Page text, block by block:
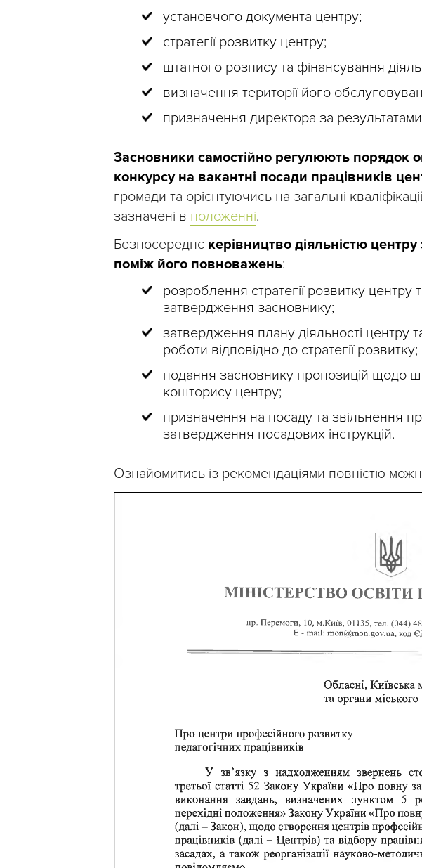
установчого документа центру;
стратегії розвитку центру;
штатного розпису та фінансування
визначення території його
призначення директора за
Засновники самостійно регулюють порядок
конкурсу на вакантні посади працівників
громади та орієнтуючись на загальні
зазначені в положенні.
Безпосереднє керівництво діяльністю
поміж його повноважень:
розроблення стратегії розвитку центру
затвердження засновнику;
затвердження плану діяльності центру
роботи відповідно до стратегії розвитку;
подання засновнику пропозицій щодо
кошторису центру;
призначення на посаду та звільнення
затвердження посадових інструкцій.
Ознайомитись із рекомендаціями повністю